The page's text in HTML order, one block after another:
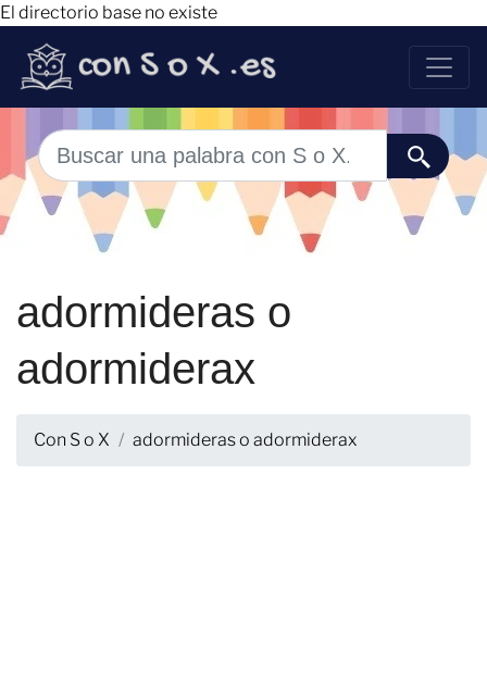
El directorio base no existe
adormideras o
adormiderax
Con S o X adormideras o adormiderax